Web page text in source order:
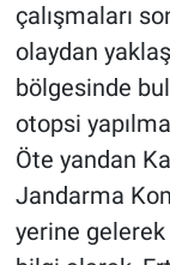
çalışmaları
olaydan
bölgesinde
otopsi
Öte yandan
Jandarma
yerine gelerek